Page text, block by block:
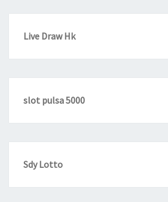
Live Draw Hk
slot pulsa 5000
Sdy Lotto